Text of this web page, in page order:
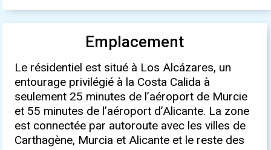
Emplacement
Le résidentiel est situé à Los Alcázares, un
entourage privilégié à la Costa Calida à
seulement 25 minutes de l’aéroport de Murcie
et 55 minutes de l’aéroport d’Alicante. La zone
est connectée par autoroute avec les villes de
Carthagène, Murcia et Alicante et le reste des